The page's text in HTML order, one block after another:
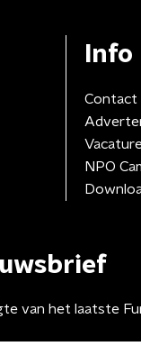
Info
Contact
NPO
van het laatste